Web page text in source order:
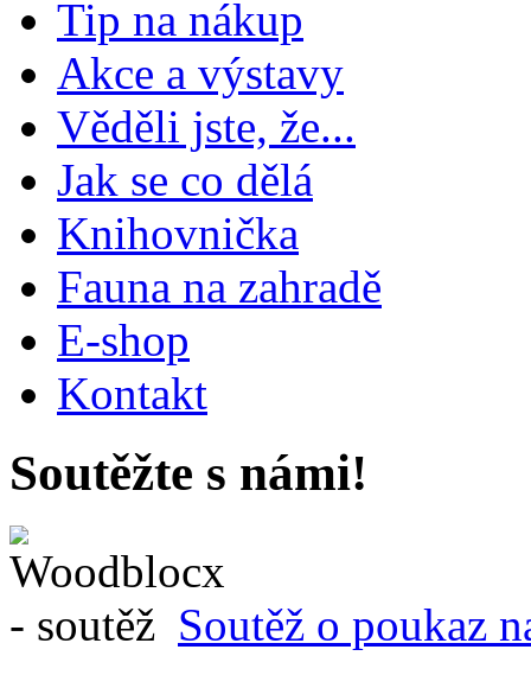
Tip na nákup
Akce a výstavy
Věděli jste, že...
Jak se co dělá
Knihovnička
Fauna na zahradě
E-shop
Kontakt
Soutěžte s námi!
Soutěž o poukaz